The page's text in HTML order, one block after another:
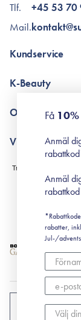
Tlf.
Mail.
+45 53 70
Kundservice
Poängshop -
K-Beauty
Retinol för
Om Surisuri
Black Friday
Villkor
Leverans & Retur
Köpvillkor
Cookiepolicy
Få
Anmäl
Anmäl
rabatter,
Jul-/